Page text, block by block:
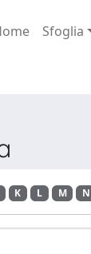
Sfoglia
K L M N